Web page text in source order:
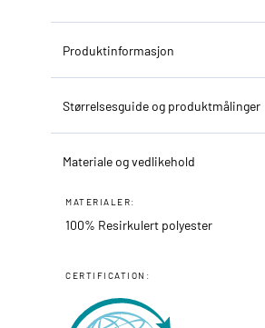
Produktinformasjon
Størrelsesguide og produktmålinger
Materiale og vedlikehold
MATERIALER:
100% Resirkulert polyester
CERTIFICATION: